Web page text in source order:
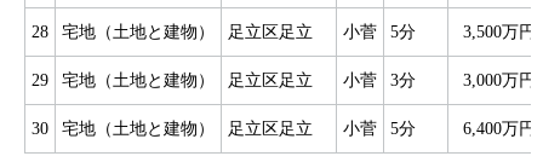
28 宅地（土地と建物） 足立区足立 小菅 5分 3,500万円
29 宅地（土地と建物） 足立区足立 小菅 3分 3,000万円
30 宅地（土地と建物） 足立区足立 小菅 5分 6,400万円